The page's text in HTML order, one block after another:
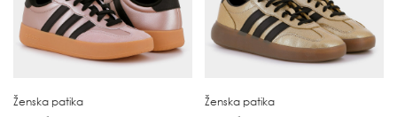
Ženska patika Ženska patika